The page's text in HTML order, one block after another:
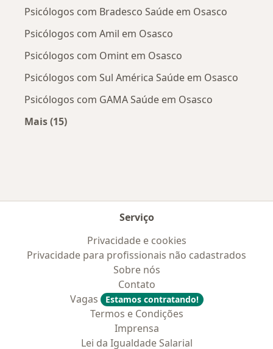
Psicólogos com Bradesco Saúde em Osasco
Psicólogos com Amil em Osasco
Psicólogos com Omint em Osasco
Psicólogos com Sul América Saúde em Osasco
Psicólogos com GAMA Saúde em Osasco
Mais (15)
Serviço
Privacidade e cookies
Privacidade para profissionais não cadastrados
Sobre nós
Contato
Vagas
Estamos contratando!
Termos e Condições
Imprensa
Lei da Igualdade Salarial